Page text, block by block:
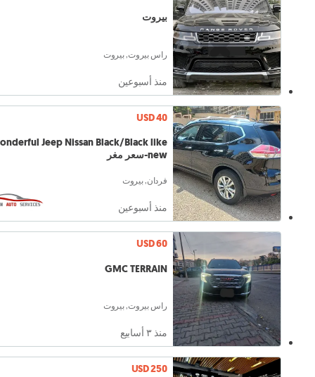
بيروت
راس بيروت, بيروت
منذ أسبوعين
USD 40
Jeep Nissan Black/Black like
new-سعر مغر
فردان, بيروت
منذ أسبوعين
USD 60
GMC TERRAIN
راس بيروت, بيروت
منذ ٣ أسابيع
USD 250